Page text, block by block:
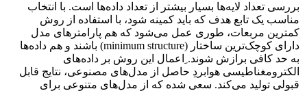
بررسی تعداد لایه‌ها بسیار بیشتر از تعداد داده‌ها است. با انتخاب
مناسب یک تابع هدف که باید کمینه شود، با استفاده از روش
کمترین مربعات، طوری عمل می‌شود که هم پارامترهای مدل
دارای کوچک‌ترین ساختار (minimum structure) باشند و هم داده‌ها
به حد کافی برازش شوند. ِاعمال این روش بر داده‌های
الکترومغناطیسی هوابردِ حاصل از مدل‌های مصنوعی، نتایج قابل
قبولی تولید می‌کند. سعی شده که از مدل‌های متنوعی برای